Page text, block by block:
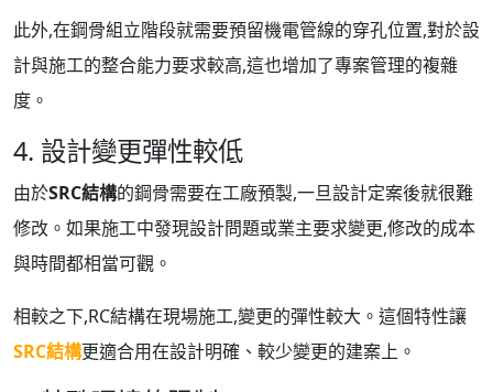
此外,在鋼骨組立階段就需要預留機電管線的穿孔位置,對於設
計與施工的整合能力要求較高,這也增加了專案管理的複雜
度。
4. 設計變更彈性較低
由於SRC結構的鋼骨需要在工廠預製,一旦設計定案後就很難
修改。如果施工中發現設計問題或業主要求變更,修改的成本
與時間都相當可觀。
相較之下,RC結構在現場施工,變更的彈性較大。這個特性讓
SRC結構更適合用在設計明確、較少變更的建案上。